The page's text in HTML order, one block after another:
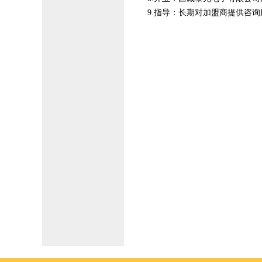
9.指导：长期对加盟商提供咨询